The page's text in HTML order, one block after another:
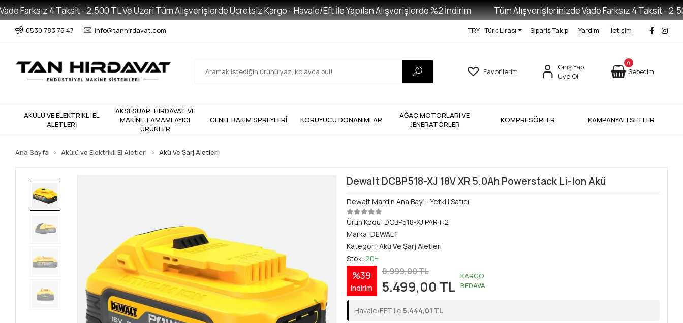
Farksız 4 Taksit - 2.500 TL Ve Üzeri Tüm Alışverişlerde Ücretsiz Kargo - Havale/Eft İle Yapılan Alışverişlerde %2 İndirim Tüm Alışverişlerinizde Vade Farksız 4 Taksit -
0530 783 75 47 info@tanhirdavat.com TRY - Türk Lirası Sipariş Takip Yardım İletişim
Favorilerim
Giriş Yap
Üye Ol
0
Sepetim
AKÜLÜ VE ELEKTRİKLİ EL
ALETLERİ
AKSESUAR, HIRDAVAT VE
MAKİNE TAMAMLAYICI
ÜRÜNLER
GENEL BAKIM SPREYLERİ KORUYUCU DONANIMLAR
AĞAÇ MOTORLARI VE
JENERATÖRLER
KOMPRESÖRLER KAMPANYALI SETLER
Ana Sayfa Akülü ve Elektrikli El Aletleri Akü Ve Şarj Aletleri
Dewalt DCBP518-XJ 18V XR 5.0Ah Powerstack Li-Ion Akü
Dewalt Mardin Ana Bayi - Yetkili Satıcı
Ürün Kodu: DCBP518-XJ PART:2
Marka: DEWALT
Kategori: Akü Ve Şarj Aletleri
Stok: 20+
%39
indirim
8.999,00 TL
5.499,00 TL
KARGO
BEDAVA
Havale/EFT ile 5.444,01 TL